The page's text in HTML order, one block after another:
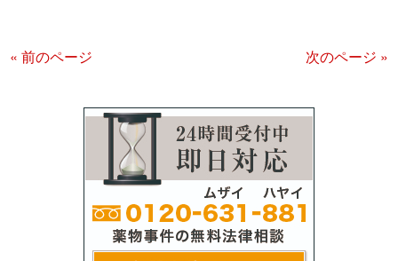
« 前のページ 次のページ »